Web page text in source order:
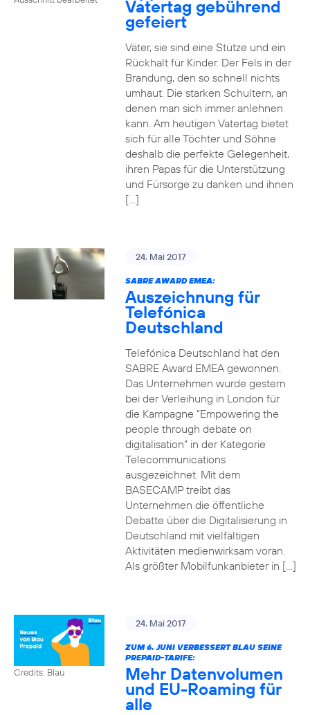
Vatertag gebührend
gefeiert
Väter, sie sind eine Stütze und ein
Rückhalt für Kinder. Der Fels in der
Brandung, den so schnell nichts
umhaut. Die starken Schultern, an
denen man sich immer anlehnen
kann. Am heutigen Vatertag bietet
sich für alle Töchter und Söhne
deshalb die perfekte Gelegenheit,
ihren Papas für die Unterstützung
und Fürsorge zu danken und ihnen
[…]
24. Mai 2017
SABRE AWARD EMEA:
Auszeichnung für
Telefónica
Deutschland
Telefónica Deutschland hat den
SABRE Award EMEA gewonnen.
Das Unternehmen wurde gestern
bei der Verleihung in London für
die Kampagne “Empowering the
people through debate on
digitalisation” in der Kategorie
Telecommunications
ausgezeichnet. Mit dem
BASECAMP treibt das
Unternehmen die öffentliche
Debatte über die Digitalisierung in
Deutschland mit vielfältigen
Aktivitäten medienwirksam voran.
Als größter Mobilfunkanbieter in […]
Credits: Blau
24. Mai 2017
ZUM 6. JUNI VERBESSERT BLAU SEINE
PREPAID-TARIFE:
Mehr Datenvolumen
und EU-Roaming für
alle